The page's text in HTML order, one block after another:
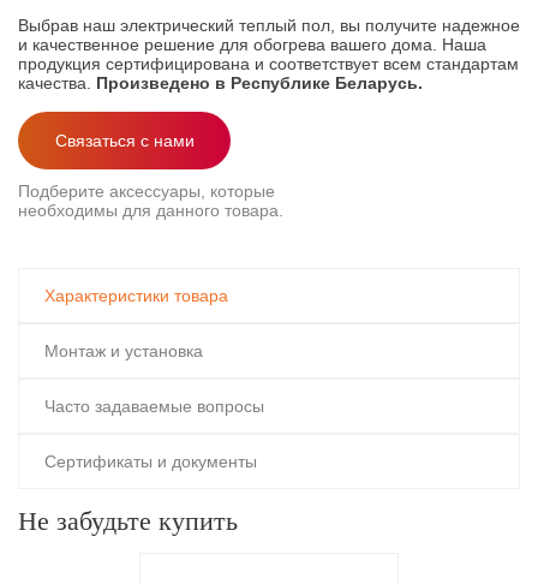
Выбрав наш электрический теплый пол, вы получите надежное
и качественное решение для обогрева вашего дома. Наша
продукция сертифицирована и соответствует всем стандартам
качества. Произведено в Республике Беларусь.
Связаться с нами
Подберите аксессуары, которые
необходимы для данного товара.
Характеристики товара
Монтаж и установка
Часто задаваемые вопросы
Сертификаты и документы
Не забудьте купить